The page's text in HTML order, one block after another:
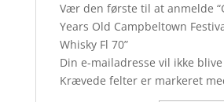
Vær den første til at anmelde
Years Old Campbeltown
Whisky Fl 70”
Din e-mailadresse vil ikke
Krævede felter er markeret